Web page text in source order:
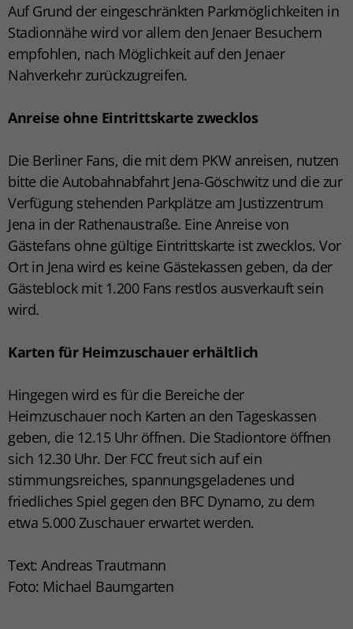
Auf Grund der eingeschränkten Parkmöglichkeiten in
Stadionnähe wird vor allem den Jenaer Besuchern
empfohlen, nach Möglichkeit auf den Jenaer
Nahverkehr zurückzugreifen.
Anreise ohne Eintrittskarte zwecklos
Die Berliner Fans, die mit dem PKW anreisen, nutzen
bitte die Autobahnabfahrt Jena-Göschwitz und die zur
Verfügung stehenden Parkplätze am Justizzentrum
Jena in der Rathenaustraße. Eine Anreise von
Gästefans ohne gültige Eintrittskarte ist zwecklos. Vor
Ort in Jena wird es keine Gästekassen geben, da der
Gästeblock mit 1.200 Fans restlos ausverkauft sein
wird.
Karten für Heimzuschauer erhältlich
Hingegen wird es für die Bereiche der
Heimzuschauer noch Karten an den Tageskassen
geben, die 12.15 Uhr öffnen. Die Stadiontore öffnen
sich 12.30 Uhr. Der FCC freut sich auf ein
stimmungsreiches, spannungsgeladenes und
friedliches Spiel gegen den BFC Dynamo, zu dem
etwa 5.000 Zuschauer erwartet werden.
Text: Andreas Trautmann
Foto: Michael Baumgarten